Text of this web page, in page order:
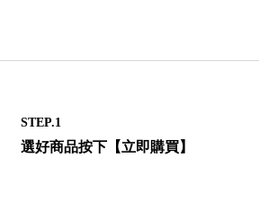
STEP.1
選好商品按下【立即購買】